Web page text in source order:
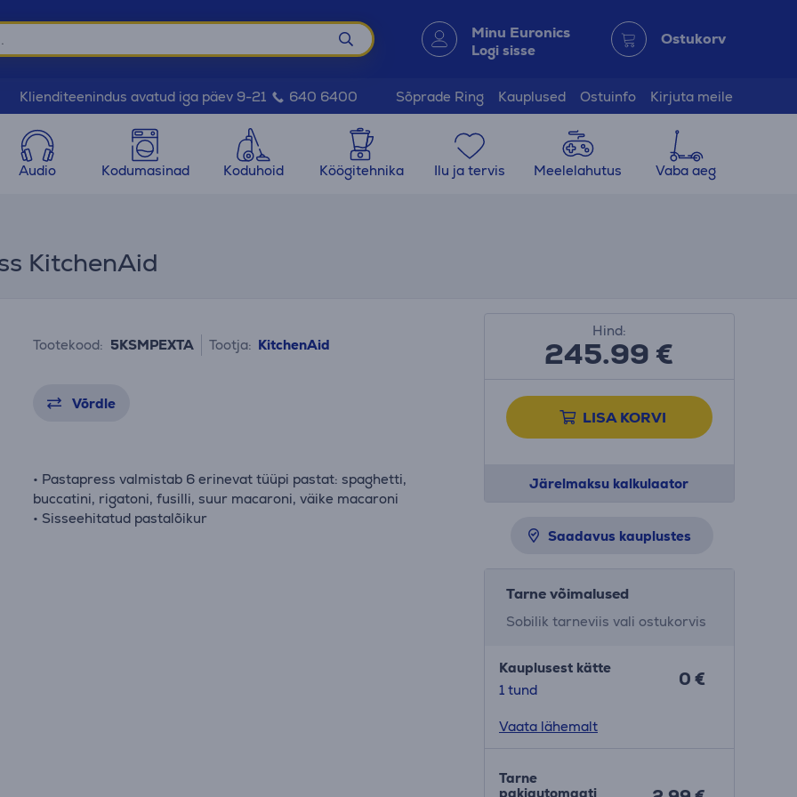
Minu Euronics
Logi sisse
Ostukorv
Klienditeenindus avatud iga päev 9-21 640 6400 Sõprade Ring Kauplused Ostuinfo Kirjuta meile
Audio Kodumasinad Koduhoid Köögitehnika Ilu ja tervis Meelelahutus Vaba aeg
KitchenAid
Tootekood: 5KSMPEXTA Tootja: KitchenAid
Võrdle
• Pastapress valmistab 6 erinevat tüüpi pastat: spaghetti,
buccatini, rigatoni, fusilli, suur macaroni, väike macaroni
• Sisseehitatud pastalõikur
Hind:
245.99€
LISA KORVI
Järelmaksu kalkulaator
Saadavus kauplustes
Tarne võimalused
Sobilik tarneviis vali ostukorvis
Kauplusest kätte
1 tund
0 €
Vaata lähemalt
Tarne
pakiautomaati